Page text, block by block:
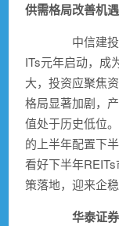
供需格局改善机遇
中信建投
ITs元年启动，成
大，投资应聚焦
格局显著加剧，
值处于历史低位
的上半年配置下
看好下半年
策落地，迎来企稳
华泰证券